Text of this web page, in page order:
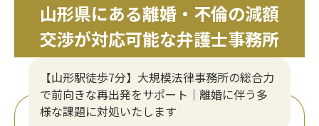
山形県にある離婚・不倫の減額
交渉が対応可能な弁護士事務所
【山形駅徒歩7分】大規模法律事務所の総合力
で前向きな再出発をサポート｜離婚に伴う多
様な課題に対処いたします